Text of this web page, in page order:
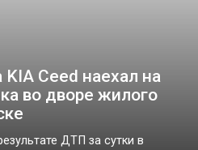
KIA Ceed наехал на
во дворе жилого
ДТП за сутки в